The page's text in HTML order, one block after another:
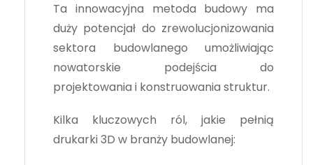
Ta innowacyjna metoda budowy ma
duży potencjał do zrewolucjonizowania
sektora budowlanego umożliwiając
nowatorskie podejścia do
projektowania i konstruowania struktur.
Kilka kluczowych ról, jakie pełnią
drukarki 3D w branży budowlanej: